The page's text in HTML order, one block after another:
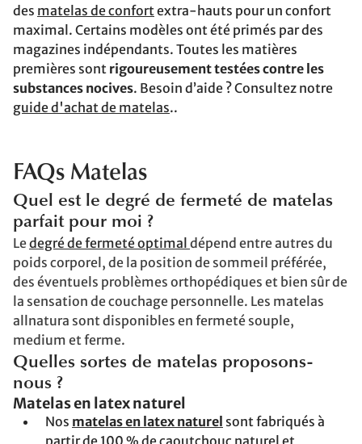
des matelas de confort extra-hauts pour un confort
maximal. Certains modèles ont été primés par des
magazines indépendants. Toutes les matières
premières sont rigoureusement testées contre les
substances nocives. Besoin d’aide ? Consultez notre
guide d'achat de matelas..
FAQs Matelas
Quel est le degré de fermeté de matelas
parfait pour moi ?
Ledegré de fermeté optimal dépend entre autres du
poids corporel, de la position de sommeil préférée,
des éventuels problèmes orthopédiques et bien sûr de
la sensation de couchage personnelle. Les matelas
allnatura sont disponibles en fermeté souple,
medium et ferme.
Quelles sortes de matelas proposons-
nous ?
Matelas en latex naturel
Nos matelas en latex naturel sont fabriqués à
partir de 100 % decaoutchouc naturel et